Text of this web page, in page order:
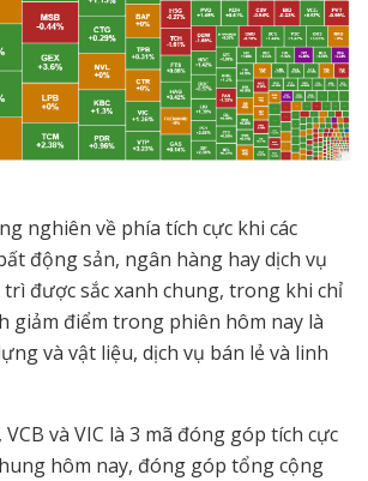
nghiên về phía tích cực khi các
động sản, ngân hàng hay dịch vụ
được sắc xanh chung, trong khi chỉ
giảm điểm trong phiên hôm nay là
và vật liệu, dịch vụ bán lẻ và linh
VCB và VIC là 3 mã đóng góp tích cực
hôm nay, đóng góp tổng cộng